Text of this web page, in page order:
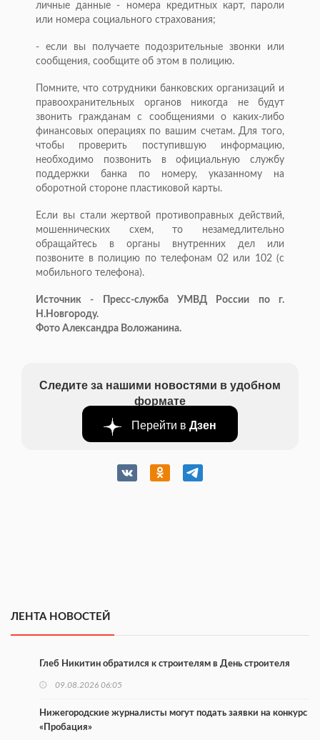
личные данные - номера кредитных карт, пароли
или номера социального страхования;
- если вы получаете подозрительные звонки или
сообщения, сообщите об этом в полицию.
Помните, что сотрудники банковских организаций и
правоохранительных органов никогда не будут
звонить гражданам с сообщениями о каких-либо
финансовых операциях по вашим счетам. Для того,
чтобы проверить поступившую информацию,
необходимо позвонить в официальную службу
поддержки банка по номеру, указанному на
оборотной стороне пластиковой карты.
Если вы стали жертвой противоправных действий,
мошеннических схем, то незамедлительно
обращайтесь в органы внутренних дел или
позвоните в полицию по телефонам 02 или 102 (с
мобильного телефона).
Источник - Пресс-служба УМВД России по г.
Н.Новгороду.
Фото Александра Воложанина.
Следите за нашими новостями в удобном
формате
Перейти в Дзен
ЛЕНТА НОВОСТЕЙ
Глеб Никитин обратился к строителям в День строителя
09.08.2026 06:05
Нижегородские журналисты могут подать заявки на конкурс
«Пробация»